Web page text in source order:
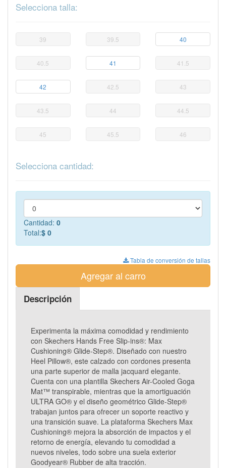
Selecciona talla:
39 39.5 40
40.5 41 41.5
42 42.5 43
43.5 44 44.5
45 45.5 46
Selecciona cantidad:
Cantidad: 0
Total:$ 0
Tabla de conversión de tallas
Agregar al carro
Descripción
Experimenta la máxima comodidad y rendimiento
con Skechers Hands Free Slip-ins®: Max
Cushioning® Glide-Step®. Diseñado con nuestro
Heel Pillow®, este calzado con cordones presenta
una parte superior de malla jacquard elegante.
Cuenta con una plantilla Skechers Air-Cooled Goga
Mat™ transpirable, mientras que la amortiguación
ULTRA GO® y el diseño geométrico Glide-Step®
trabajan juntos para ofrecer un soporte reactivo y
una transición suave. La plataforma Skechers Max
Cushioning® mejora la absorción de impactos y el
retorno de energía, elevando tu comodidad a
nuevos niveles, todo sobre una suela exterior
Goodyear® Rubber de alta tracción.